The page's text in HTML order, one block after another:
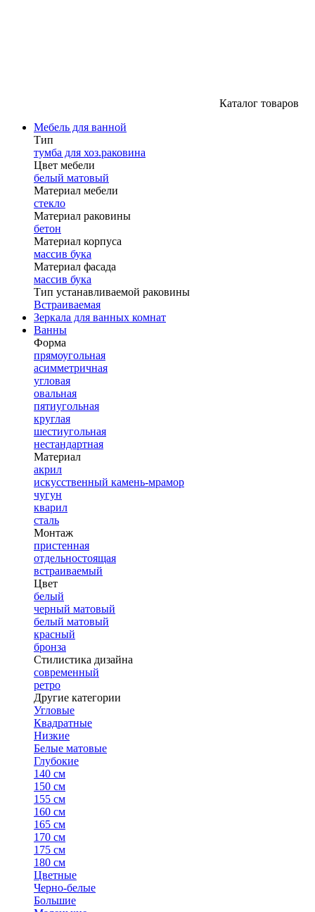
Каталог товаров
Мебель для ванной
Тип
тумба для хоз.раковина
Цвет мебели
белый матовый
Материал мебели
стекло
Материал раковины
бетон
Материал корпуса
массив бука
Материал фасада
массив бука
Тип устанавливаемой раковины
Встраиваемая
Зеркала для ванных комнат
Ванны
Форма
прямоугольная
асимметричная
угловая
овальная
пятиугольная
круглая
шестиугольная
нестандартная
Материал
акрил
искусственный камень-мрамор
чугун
кварил
сталь
Монтаж
пристенная
отдельностоящая
встраиваемый
Цвет
белый
черный матовый
белый матовый
красный
бронза
Стилистика дизайна
современный
ретро
Другие категории
Угловые
Квадратные
Низкие
Белые матовые
Глубокие
140 см
150 см
155 см
160 см
165 см
170 см
175 см
180 см
Цветные
Черно-белые
Большие